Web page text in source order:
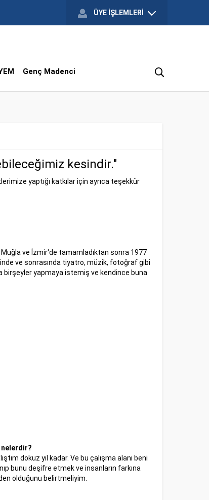
ÜYE İŞLEMLERİ
Genç Madenci
kesindir."
yaptığı katkılar için ayrıca teşekkür
ve İzmir‘de tamamladıktan sonra 1977
ve sonrasında tiyatro, müzik, fotoğraf gibi
birşeyler yapmaya istemiş ve kendince buna
nelerdir?
dokuz yıl kadar. Ve bu çalışma alanı beni
bunu deşifre etmek ve insanların farkına
olduğunu belirtmeliyim.